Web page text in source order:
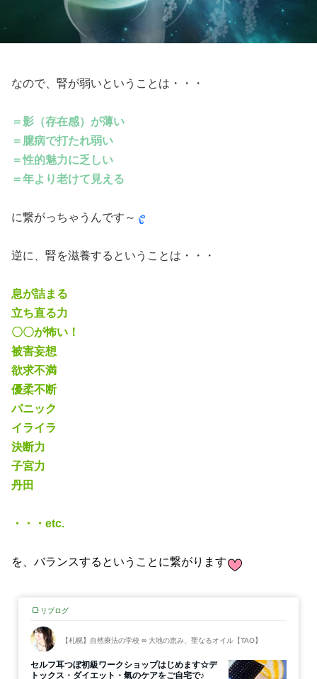
なので、腎が弱いということは・・・
＝影（存在感）が薄い
＝臆病で打たれ弱い
＝性的魅力に乏しい
＝年より老けて見える
に繋がっちゃうんです～
逆に、腎を滋養するということは・・・
息が詰まる
立ち直る力
〇〇が怖い！
被害妄想
欲求不満
優柔不断
パニック
イライラ
決断力
子宮力
丹田
・・・etc.
を、バランスするということに繋がります